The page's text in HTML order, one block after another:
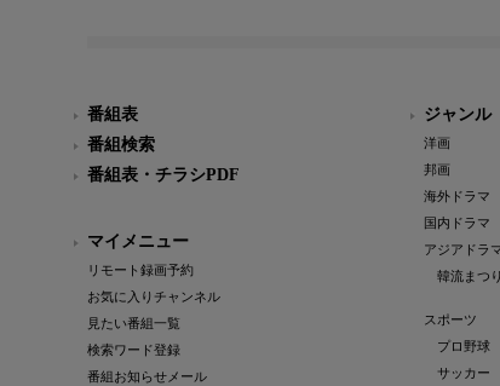
番組表
番組検索
番組表・チラシPDF
マイメニュー
リモート録画予約
お気に入りチャンネル
見たい番組一覧
検索ワード登録
番組お知らせメール
ジャンル
洋画
邦画
海外ドラマ
国内ドラマ
アジアドラ
韓流まつり
スポーツ
プロ野球
サッカー